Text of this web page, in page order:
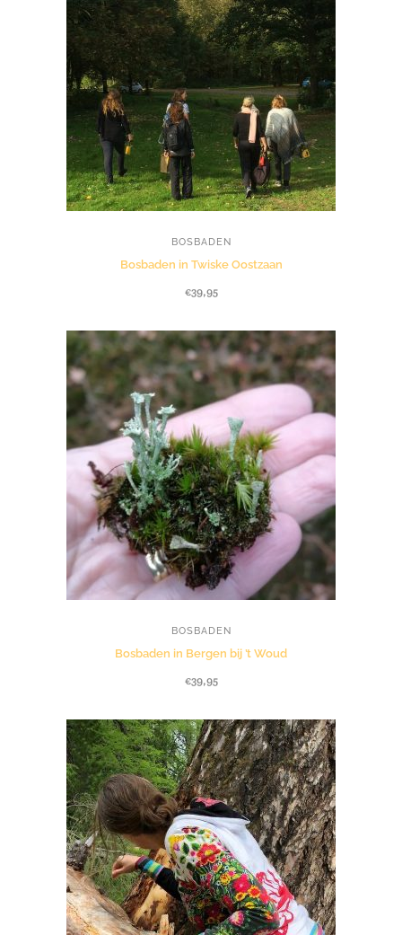
BOSBADEN
Bosbaden in Twiske Oostzaan
€39,95
BOSBADEN
Bosbaden in Bergen bij ’t Woud
€39,95